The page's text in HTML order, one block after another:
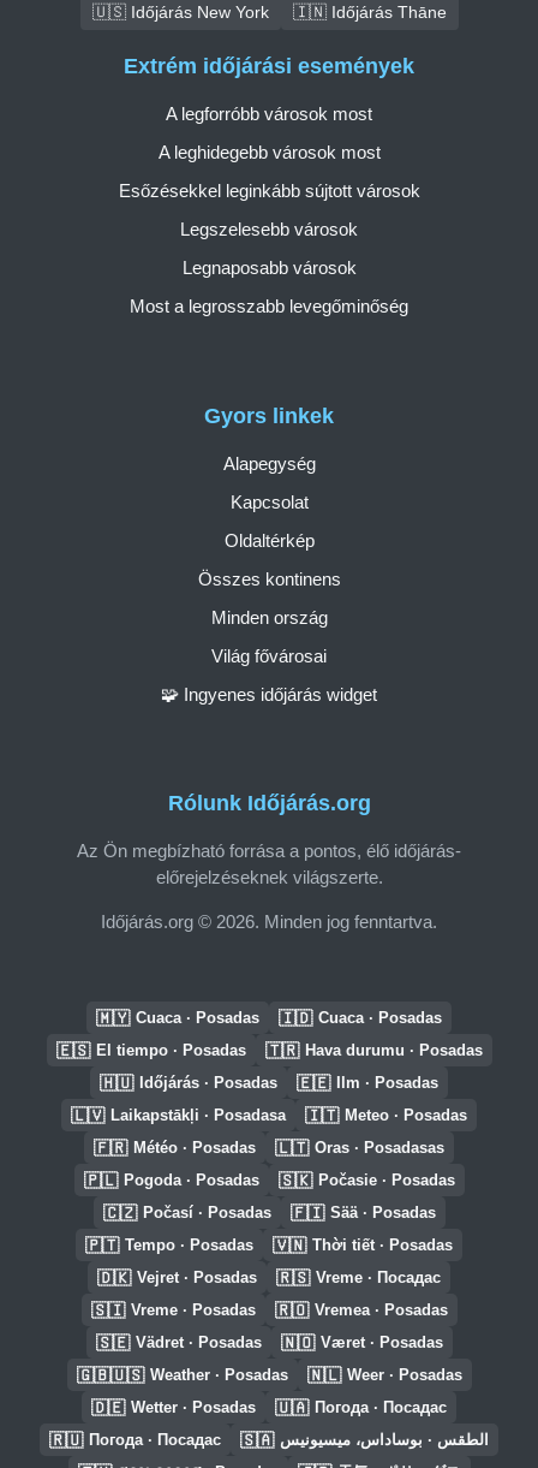
🇺🇸 Időjárás New York
🇮🇳 Időjárás Thāne
Rólunk Időjárás.org
Az Ön megbízható forrása a pontos, élő időjárás-
előrejelzéseknek világszerte.
Időjárás.org © 2026. Minden jog fenntartva.
Gyors linkek
Alapegység
Kapcsolat
Oldaltérkép
Összes kontinens
Minden ország
Világ fővárosai
🧩 Ingyenes időjárás widget
Extrém időjárási események
A legforróbb városok most
A leghidegebb városok most
Esőzésekkel leginkább sújtott városok
Legszelesebb városok
Legnaposabb városok
Most a legrosszabb levegőminőség
🇲🇾 Cuaca · Posadas 🇮🇩 Cuaca · Posadas
🇪🇸 El tiempo · Posadas 🇹🇷 Hava durumu · Posadas
🇭🇺 Időjárás · Posadas 🇪🇪 Ilm · Posadas
🇱🇻 Laikapstākļi · Posadasa 🇮🇹 Meteo · Posadas
🇫🇷 Météo · Posadas 🇱🇹 Oras · Posadasas
🇵🇱 Pogoda · Posadas 🇸🇰 Počasie · Posadas
🇨🇿 Počasí · Posadas 🇫🇮 Sää · Posadas
🇵🇹 Tempo · Posadas 🇻🇳 Thời tiết · Posadas
🇩🇰 Vejret · Posadas 🇷🇸 Vreme · Посадас
🇸🇮 Vreme · Posadas 🇷🇴 Vremea · Posadas
🇸🇪 Vädret · Posadas 🇳🇴 Været · Posadas
🇬🇧🇺🇸 Weather · Posadas 🇳🇱 Weer · Posadas
🇩🇪 Wetter · Posadas 🇺🇦 Погода · Посадас
🇷🇺 Погода · Посадас 🇸🇦 الطقس · بوساداس، ميسيونيس